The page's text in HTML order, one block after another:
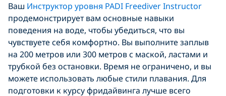
Ваш Инструктор уровня PADI Freediver Instructor
продемонстрирует вам основные навыки
поведения на воде, чтобы убедиться, что вы
чувствуете себя комфортно. Вы выполните заплыв
на 200 метров или 300 метров с маской, ластами и
трубкой без остановки. Время не ограничено, и вы
можете использовать любые стили плавания. Для
подготовки к курсу фридайвинга лучше всего